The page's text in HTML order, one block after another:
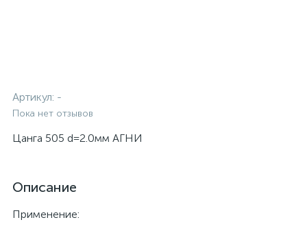
Артикул: -
Пока нет отзывов
Цанга 505 d=2.0мм АГНИ
Описание
Применение: